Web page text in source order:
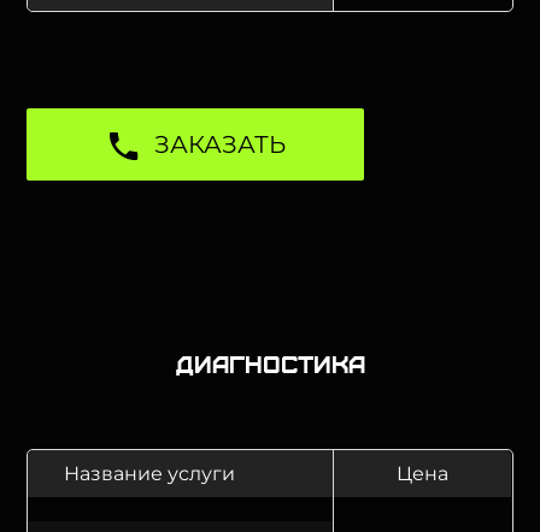
ЗАКАЗАТЬ
Диагностика
Название услуги Цена